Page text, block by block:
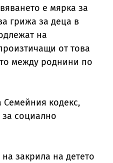
е мярка за
грижа за деца в
на
от това
между роднини по
кодекс,
за социално
закрила на детето